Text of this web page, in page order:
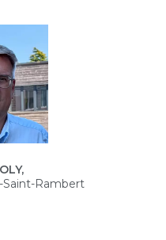
Saint-Rambert